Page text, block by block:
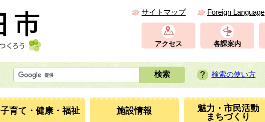
サイトマップ Foreign Language
アクセス 各課案内
検索の使い方
子育て・健康・福祉 施設情報
魅力・市民活動
まちづくり